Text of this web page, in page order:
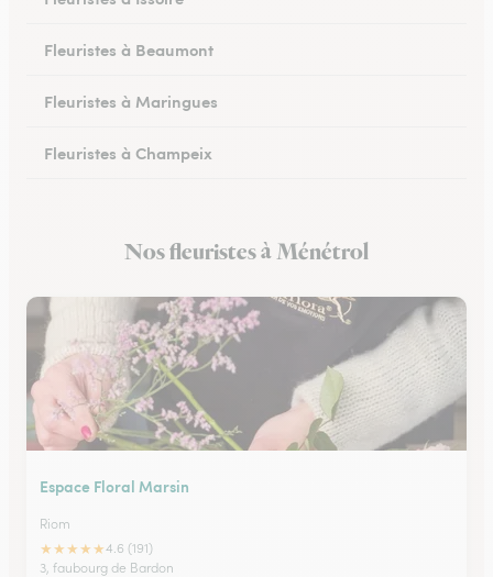
Fleuristes à Beaumont
Fleuristes à Maringues
Fleuristes à Champeix
Fleuristes à CeyratNos fleuristes à Ménétrol
Espace Floral Marsin
Riom
★★★★★4.6 (191)
3, faubourg de Bardon